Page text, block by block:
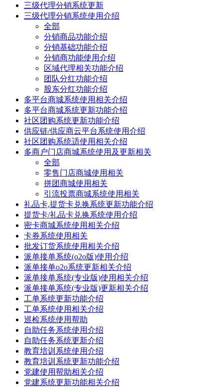
三级代理分销系统更新
三级代理分销系统使用介绍
全部
分销商品功能介绍
分销基础功能介绍
分销商功能使用介绍
区域代理相关功能介绍
团队分红功能介绍
股东分红功能介绍
多平台商城系统使用相关介绍
多平台商城系统更新功能介绍
社区团购系统更新功能介绍
供应链/供应商云平台系统使用介绍
社区团购系统适使用相关介绍
多商户门店商城系统使用及更新相关
全部
零售门店商城使用相关
拼团商城使用相关
引流投票商城系统使用相关
礼品卡,提货卡兑换系统更新功能介绍
提货卡/礼品卡兑换系统使用介绍
密卡商城系统使用相关介绍
卡券系统使用相关
批发订货系统使用相关介绍
派单接单系统(o2o版)使用介绍
派单接单o2o系统更新相关介绍
派单接单系统(专业版)使用相关介绍
派单接单系统(专业版)更新相关介绍
工单系统更新功能介绍
工单系统使用相关介绍
巡检系统使用帮助
自助任务系统使用介绍
自助任务系统更新介绍
教育培训系统使用介绍
教育培训系统更新功能介绍
党建使用帮助相关介绍
党建系统更新功能相关介绍